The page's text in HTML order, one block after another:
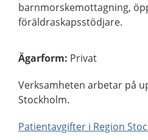
barnmorskemottagning,
föräldraskapsstödjare.
Ägarform: Privat
Verksamheten arbetar på
Stockholm.
Patientavgifter i Region